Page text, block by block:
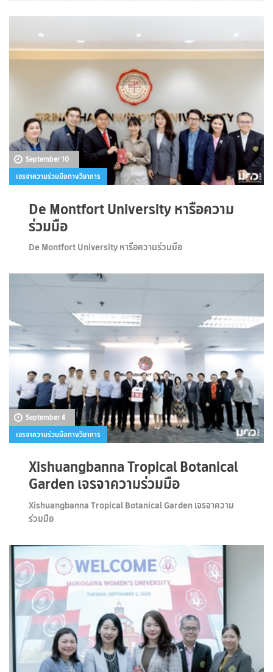
September 10
เจรจาความร่วมมือทางวิชาการ
De Montfort University หารือความ
ร่วมมือ
De Montfort University หารือความร่วมมือ
September 4
เจรจาความร่วมมือทางวิชาการ
Xishuangbanna Tropical Botanical
Garden เจรจาความร่วมมือ
Xishuangbanna Tropical Botanical Garden เจรจาความ
ร่วมมือ